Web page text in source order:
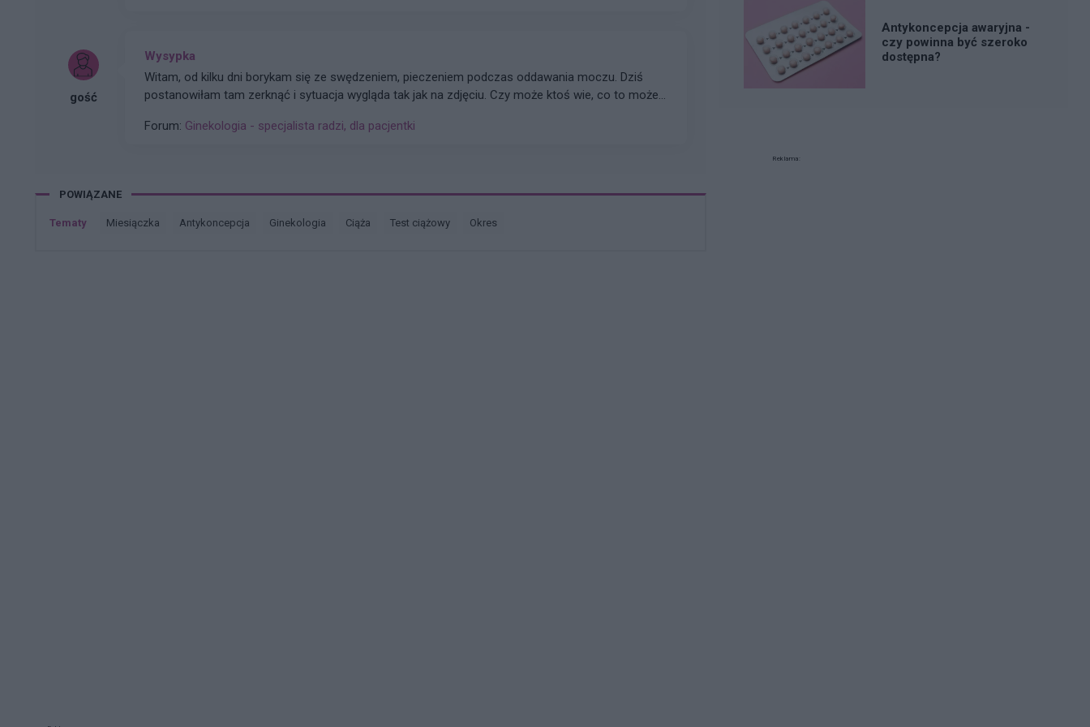
gość
Wysypka
Witam, od kilku dni borykam się ze swędzeniem, pieczeniem podczas oddawania moczu. Dziś
postanowiłam tam zerknąć i sytuacja wygląda tak jak na zdjęciu. Czy może ktoś wie, co to może
Forum: Ginekologia - specjalista radzi, dla pacjentki
POWIĄZANE
Tematy miesiączka antykoncepcja ginekologia ciąża test ciążowy okres
Antykoncepcja awaryjna -
czy powinna być szeroko
dostępna?
Reklama: